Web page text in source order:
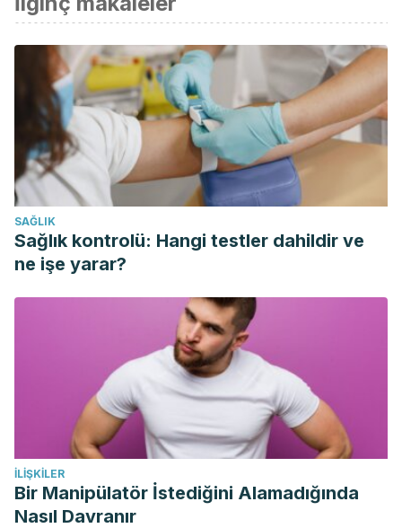
Halabchi F, Abolhasani M, Mirshahi M, Alizadeh Z.
Patellofemoral pain in athletes: clinical perspectives.
Open
Access J Sports Med. 2017;8:189–203. Published 2017 Oct
9. doi:10.2147/OAJSM.S127359
Martimbianco, A. L. C., Gomes da Silva, B. N., de Carvalho,
A. P. V., Silva, V., Torloni, M. R., & Peccin, M. S. (2014,
November 1). Effectiveness and safety of cryotherapy
after arthroscopic anterior cruciate ligament reconstruction.
A systematic review of the literature.
Sport
. Churchill Livingstone.
https://doi.org/10.1016/j.ptsp.2014.02.008
Markert, Summer. (2011). The Use of Cryotherapy After a
Total Knee Replacement. Orthopaedic nursing / National
Association of Orthopaedic Nurses. 30. 29-36.
10.1097/NOR.0b013e318205749a.
Wilson, P. B. (2015, October 1). Ginger (Zingiber officinale)
as an analgesic and ergogenic aid in sport: A systemic
review.Journal of Strength and Conditioning Research
NSCA National Strength and Conditioning Association.
https://doi.org/10.1519/JSC.0000000000001098
SAĞLIK
Sağlık kontrolü: Hangi testler dahildir ve
ne işe yarar?
İLIŞKILER
Bir Manipülatör İstediğini Alamadığında
Nasıl Davranır